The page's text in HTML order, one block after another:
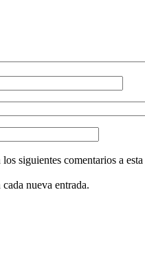
siguientes comentarios a esta
nueva entrada.